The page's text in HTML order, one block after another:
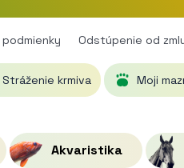
Odstúpenie od
Stráženie krmiva Moji
Akvaristika